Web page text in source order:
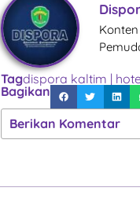
Tagdispora kaltim |
Bagikan
Berikan Komentar